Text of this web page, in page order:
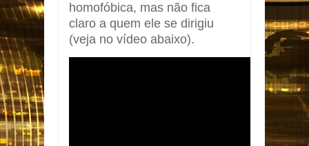
homofóbica, mas não fica
claro a quem ele se dirigiu
(veja no vídeo abaixo).